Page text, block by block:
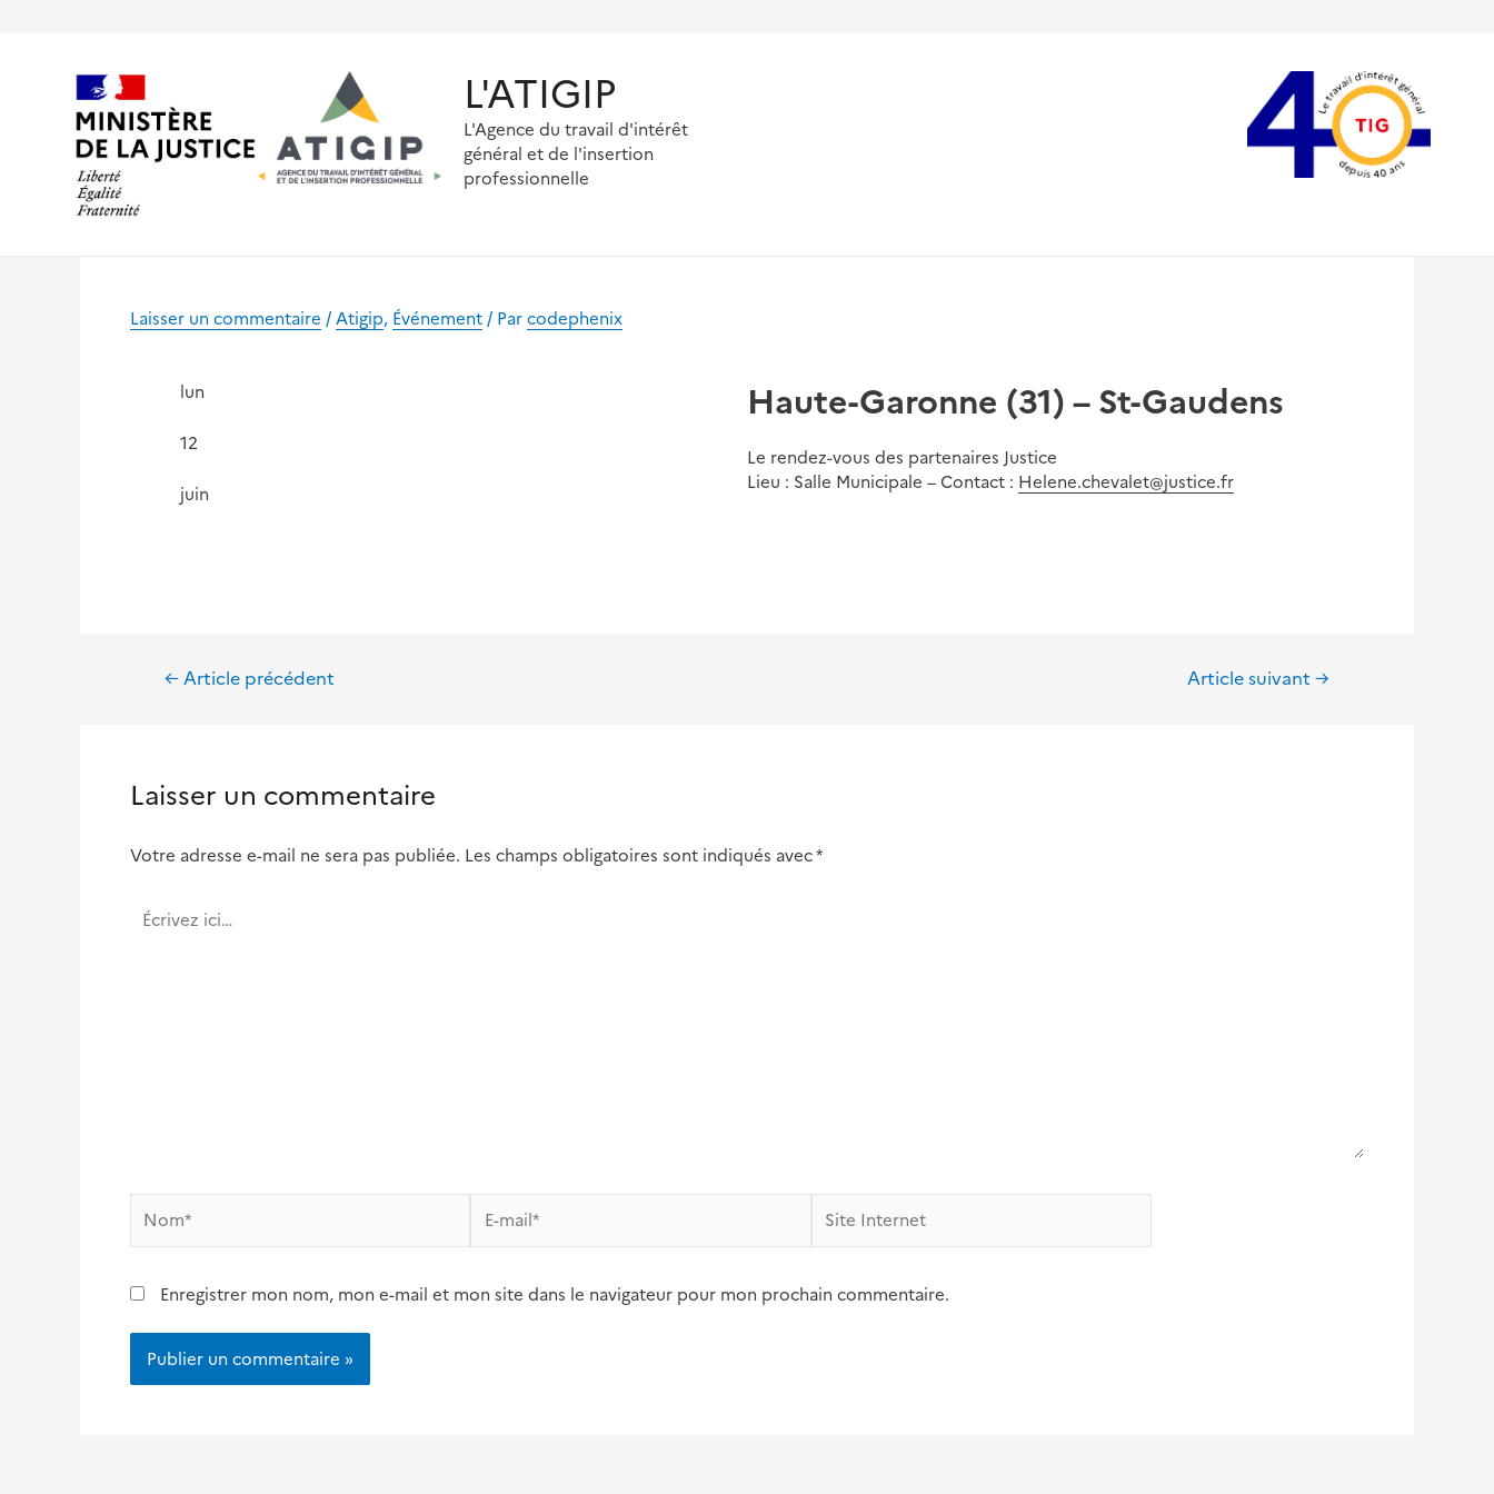
L'ATIGIP
L'Agence du travail d'intérêt
général et de l'insertion
professionnelle
Laisser un commentaire /Atigip, Événement/ Parcodephenix
lun
12
juin
Haute-Garonne (31) – St-Gaudens
Le rendez-vous des partenaires Justice
Lieu : Salle Municipale – Contact : Helene.chevalet@justice.fr
Navigation
← Article précédent Article suivant→
Laisser un commentaire
Votre adresse e-mail ne sera pas publiée. Les champs obligatoires sont indiqués avec*
ici…
mail*
Internet
Enregistrer mon nom, mon e-mail et mon site dans le navigateur pour mon prochain commentaire.